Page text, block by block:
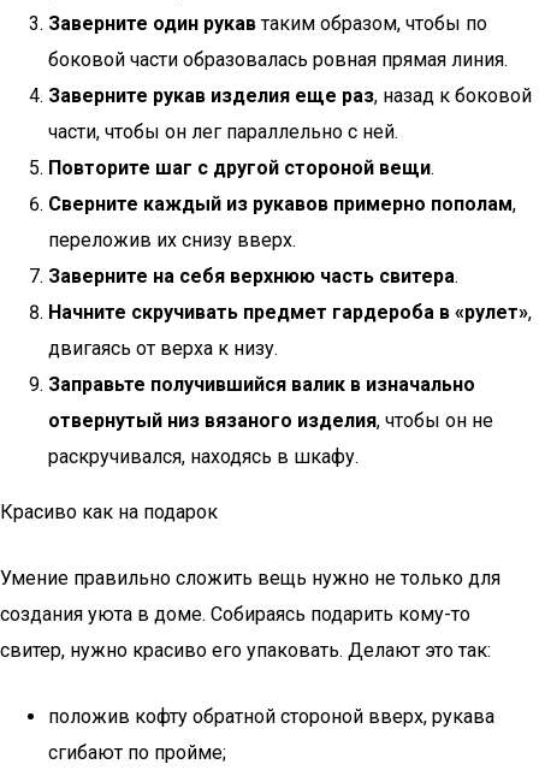
Заверните один рукавтаким образом, чтобы по
боковой части образовалась ровная прямая линия.
Заверните рукав изделия еще раз, назад к боковой
части, чтобы он лег параллельно с ней.
Повторите шаг с другой стороной вещи.
Сверните каждый из рукавов примерно пополам,
переложив их снизу вверх.
Заверните на себя верхнюю часть свитера.
Начните скручивать предмет гардероба в «рулет»,
двигаясь от верха к низу.
Заправьте получившийся валик в изначально
отвернутый низ вязаного изделия, чтобы он не
раскручивался, находясь в шкафу.
Красиво как на подарок
Умение правильно сложить вещь нужно не только для
создания уюта в доме. Собираясь подарить кому-то
свитер, нужно красиво его упаковать. Делают это так:
положив кофту обратной стороной вверх, рукава
сгибают по пройме;